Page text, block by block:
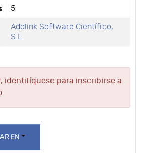
5
Addlink Software Científico,
S.L.
identifíquese para inscribirse a
EN